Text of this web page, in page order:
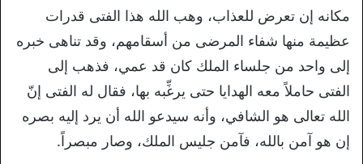
مكانه إن تعرض للعذاب، وهب الله هذا الفتى قدرات
عظيمة منها شفاء المرضى من أسقامهم، وقد تناهى خبره
إلى واحد من جلساء الملك كان قد عمي، فذهب إلى
الفتى حاملاً معه الهدايا حتى يرغِّبه بها، فقال له الفتى إنّ
الله تعالى هو الشافي، وأنه سيدعو الله أن يرد إليه بصره
إن هو آمن بالله، فآمن جليس الملك، وصار مبصراً.